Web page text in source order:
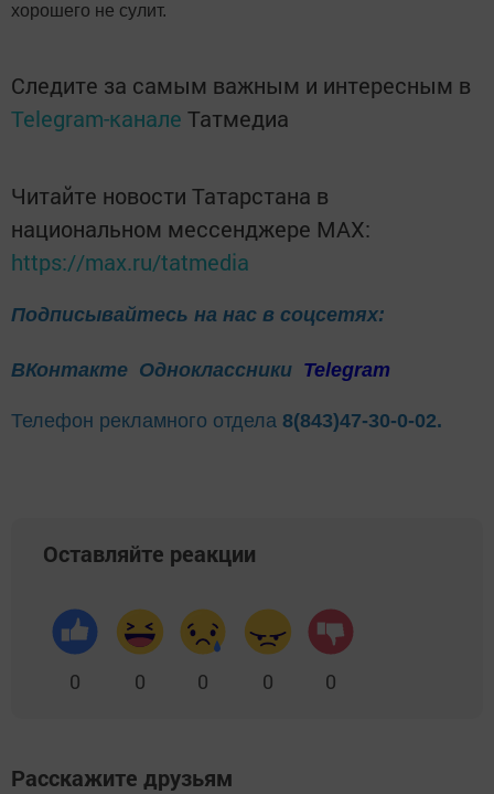
хорошего не сулит.
Следите за самым важным и интересным в
Telegram-канале Татмедиа
Читайте новости Татарстана в
национальном мессенджере MАХ:
https://max.ru/tatmedia
Подписывайтесь на нас в соцсетях:
ВКонтакте Одноклассники Telegram
Телефон рекламного отдела 8(843)47-30-0-02.
Оставляйте реакции
0 0 0 0 0
Расскажите друзьям